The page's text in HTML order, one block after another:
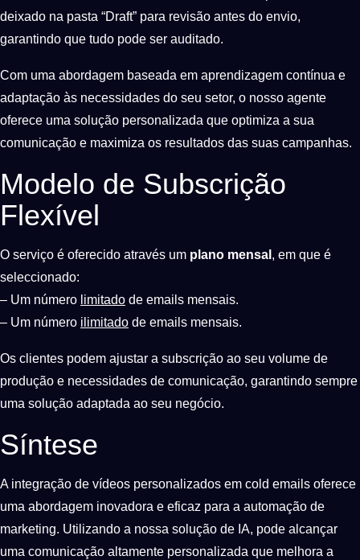
deixado na pasta “Draft” para revisão antes do envio,
garantindo que tudo pode ser auditado.
Com uma abordagem baseada em aprendizagem contínua e
adaptação às necessidades do seu setor, o nosso agente
oferece uma solução personalizada que optimiza a sua
comunicação e maximiza os resultados das suas campanhas.
Modelo de Subscrição
Flexível
O serviço é oferecido através um plano mensal , em que é
seleccionado:
– Um número limitado de emails mensais.
– Um número ilimitado de emails mensais.
Os clientes podem ajustar a subscrição ao seu volume de
produção e necessidades de comunicação, garantindo sempre
uma solução adaptada ao seu negócio.
Síntese
A integração de vídeos personalizados em cold emails oferece
uma abordagem inovadora e eficaz para a automação de
marketing. Utilizando a nossa solução de IA, pode alcançar
uma comunicação altamente personalizada que melhora a